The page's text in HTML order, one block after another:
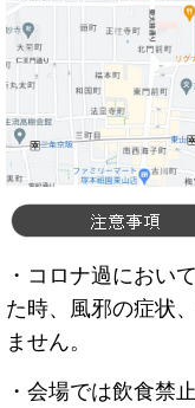
・コロナ過におい
た時、風邪の症状
ません。
・会場では飲食禁